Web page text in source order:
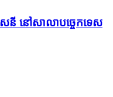
សនី នៅសាលាបច្ចេកទេស